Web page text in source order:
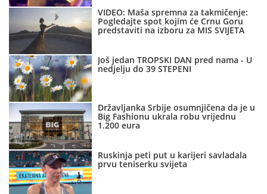
VIDEO: Maša spremna za takmičenje:
Pogledajte spot kojim će Crnu Goru
predstaviti na izboru za MIS SVIJETA
Još jedan TROPSKI DAN pred nama - U
nedjelju do 39 STEPENI
Državljanka Srbije osumnjičena da je u
Big Fashionu ukrala robu vrijednu
1.200 eura
Ruskinja peti put u karijeri savladala
prvu teniserku svijeta